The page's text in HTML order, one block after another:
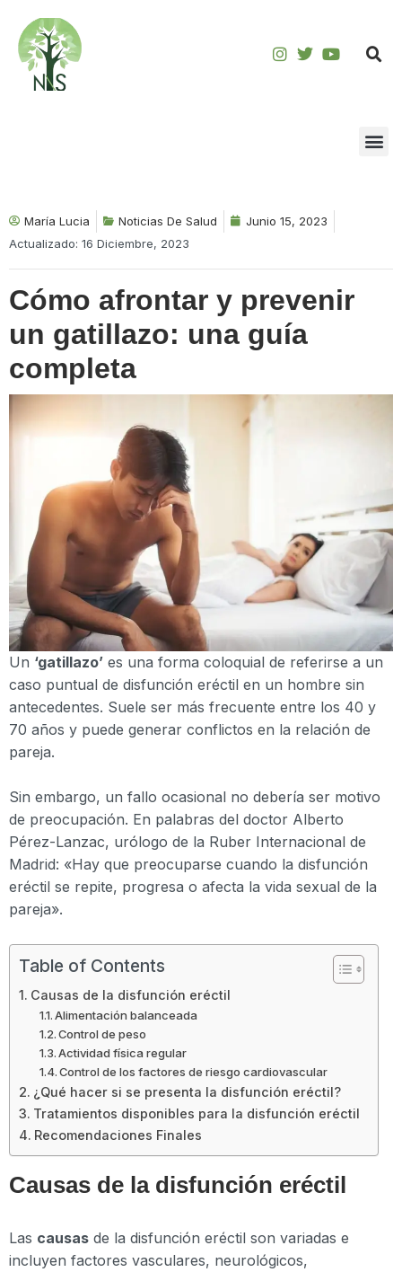
Saltar
contenido
María Lucia Noticias De Salud
Junio 15, 2023
Actualizado: 16 Diciembre, 2023
Cómo afrontar y prevenir
un gatillazo: una guía
completa
Un ‘gatillazo’ es una forma coloquial de referirse a un
caso puntual de disfunción eréctil en un hombre sin
antecedentes. Suele ser más frecuente entre los 40 y
70 años y puede generar conflictos en la relación de
pareja.
Sin embargo, un fallo ocasional no debería ser motivo
de preocupación. En palabras del doctor Alberto
Pérez-Lanzac, urólogo de la Ruber Internacional de
Madrid: «Hay que preocuparse cuando la disfunción
eréctil se repite, progresa o afecta la vida sexual de la
pareja».
Table of Contents
Causas de la disfunción eréctil
Alimentación balanceada
Control de peso
Actividad física regular
Control de los factores de riesgo cardiovascular
¿Qué hacer si se presenta la disfunción eréctil?
Tratamientos disponibles para la disfunción eréctil
Recomendaciones Finales
Causas de la disfunción eréctil
Las causas de la disfunción eréctil son variadas e
incluyen factores vasculares, neurológicos,